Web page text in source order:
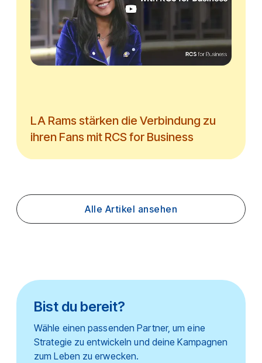
LA Rams stärken die Verbindung zu
ihren Fans mit RCS for Business
Alle Artikel ansehen
Bist du bereit?
Wähle einen passenden Partner, um eine
Strategie zu entwickeln und deine Kampagnen
zum Leben zu erwecken.